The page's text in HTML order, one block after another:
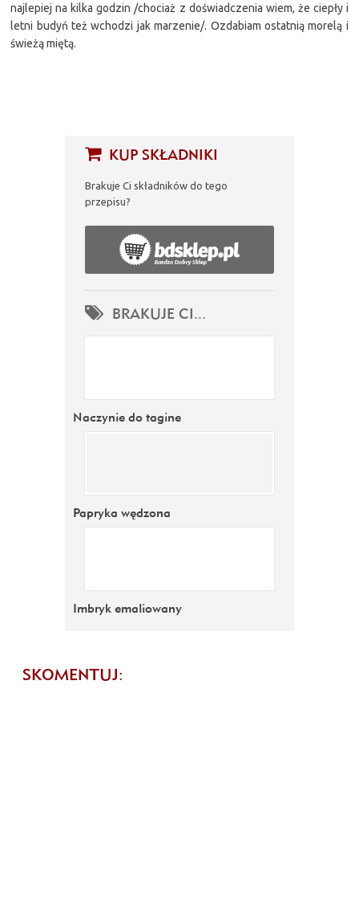
KUP SKŁADNIKI
Brakuje Ci składników do tego
przepisu?
BRAKUJE CI...
Naczynie do tagine
Papryka wędzona
Imbryk emaliowany
najlepiej na kilka godzin /chociaż z doświadczenia wiem, że ciepły i
letni budyń też wchodzi jak marzenie/. Ozdabiam ostatnią morelą i
świeżą miętą.
SKOMENTUJ: